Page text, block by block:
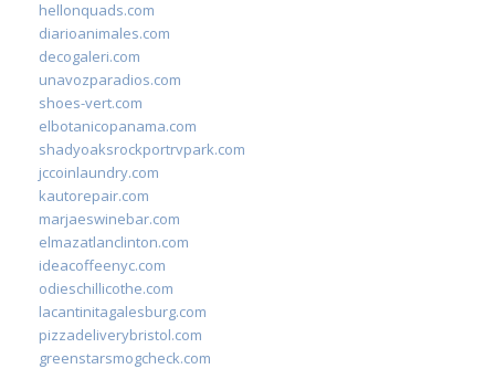
hellonquads.com
diarioanimales.com
decogaleri.com
unavozparadios.com
shoes-vert.com
elbotanicopanama.com
shadyoaksrockportrvpark.com
jccoinlaundry.com
kautorepair.com
marjaeswinebar.com
elmazatlanclinton.com
ideacoffeenyc.com
odieschillicothe.com
lacantinitagalesburg.com
pizzadeliverybristol.com
greenstarsmogcheck.com